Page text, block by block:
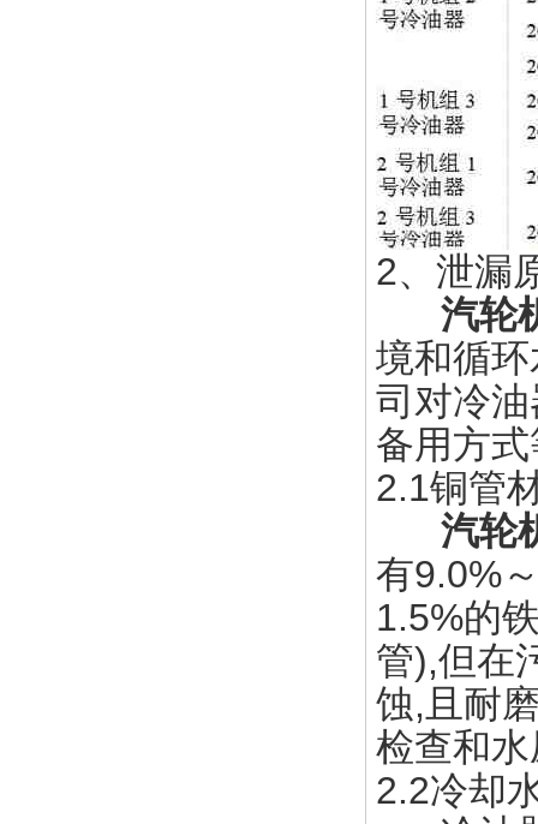
2、泄漏
汽轮
境和循
司对冷
备用方
2.1铜管
汽轮
有9.0%
1.5%的
管),但在
蚀,且耐
检查和
2.2冷却